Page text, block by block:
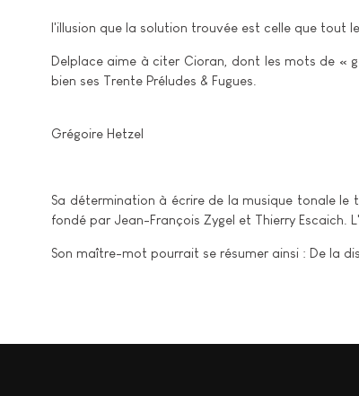
l'illusion que la solution trouvée est celle que tout
Delplace aime à citer Cioran, dont les mots de «
bien ses Trente Préludes & Fugues.
Grégoire Hetzel
Sa détermination à écrire de la musique tonale
fondé par Jean-François Zygel et Thierry Escaich.
Son maître-mot pourrait se résumer ainsi : De la